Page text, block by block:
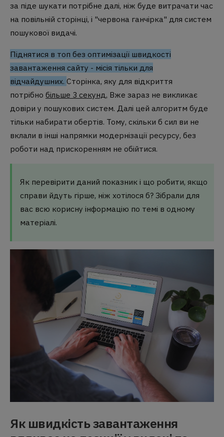
за піде шукати потрібне далі, ніж буде витрачати час
на повільній сторінці, і "червона ганчірка" для систем
пошукової видачі.
Піднятися в топ без оптимізації швидкості
завантаження сайту - місія тільки для
відчайдушних. Сторінка, яку для відкриття
потрібно більше 3 секунд , Вже зараз не викликає
довіри у пошукових систем. Далі цей алгоритм буде
тільки набирати обертів. Тому, скільки б сил ви не
вклали в інші напрямки модернізації ресурсу, без
роботи над прискоренням не обійтися.
Як перевірити даний показник і що робити, якщо
справи йдуть гірше, ніж хотілося б? Зібрали для
вас всю корисну інформацію по темі в одному
матеріалі.
Як швидкість завантаження